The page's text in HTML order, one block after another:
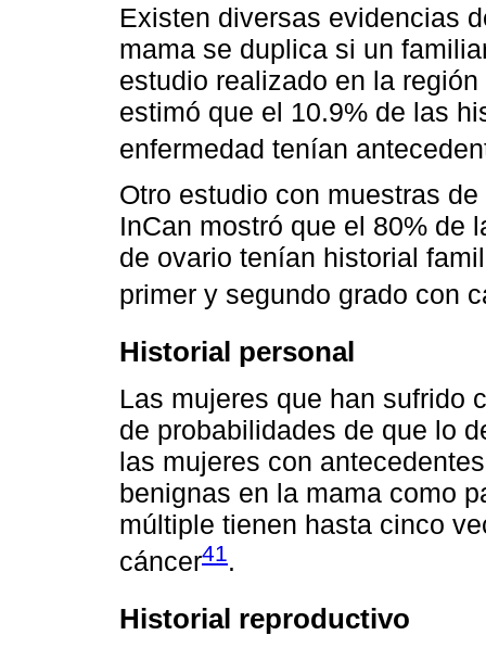
Existen diversas evidencias
mama se duplica si un
estudio realizado en la
estimó que el 10.9% de las
enfermedad tenían
Otro estudio con muestras
InCan mostró que el 80% de
de ovario tenían historial
primer y segundo grado con
Historial personal
Las mujeres que han sufrido
de probabilidades de que lo
las mujeres con
benignas en la mama como
múltiple tienen hasta cinco
cáncer41.
Historial reproductivo